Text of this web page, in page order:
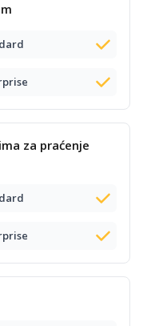
za praćenje